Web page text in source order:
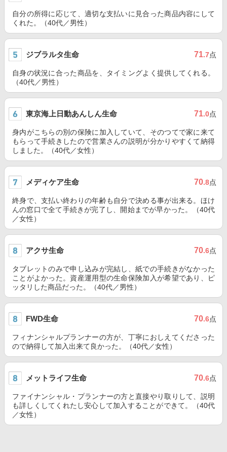
自分の所得に応じて、適切な支払いに見合った商品内容にして
くれた。（40代／男性）
ジブラルタ生命 71.7点
自身の状況に合った商品を、タイミングよく提供してくれる。
（40代／男性）
東京海上日動あんしん生命 71.0点
身内がこちらの別の保険に加入していて、そのつてで家に来て
もらって手続きしたので営業さんの説明が分かりやすくて納得
しました。（40代／女性）
メディケア生命 70.8点
終身で、支払い終わりの年齢も自分で決める事が出来る。ほけ
んの窓口で全て手続きが完了し、開始までが早かった。（40代
／女性）
アクサ生命 70.6点
タブレットのみで申し込みが完結し、紙での手続きがなかった
ことがよかった。資産運用型の生命保険加入が希望であり、ピ
ッタリした商品だった。（40代／男性）
FWD生命 70.6点
フィナンシャルプランナーの方が、丁寧におしえてくださった
ので納得して加入出来て良かった。（40代／女性）
メットライフ生命 70.6点
ファイナンシャル・プランナーの方と直接やり取りして、説明
も詳しくしてくれたし安心して加入することができて。（40代
／女性）